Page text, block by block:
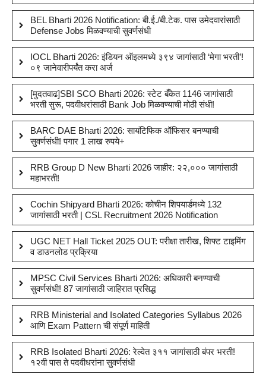
BEL Bharti 2026 Notification: बी.ई./बी.टेक. पास उमेदवारांसाठी
Defense Jobs मिळवण्याची सुवर्णसंधी
IOCL Bharti 2026: इंडियन ऑइलमध्ये ३९४ जागांसाठी ‘मेगा भरती’!
०९ जानेवारीपर्यंत करा अर्ज
[मुदतवाढ]SBI SCO Bharti 2026: स्टेट बँकेत 1146 जागांसाठी
भरती सुरू, पदवीधरांसाठी Bank Job मिळवण्याची मोठी संधी!
BARC DAE Bharti 2026: सायंटिफिक ऑफिसर बनण्याची
सुवर्णसंधी! पगार 1 लाख रुपये+
RRB Group D New Bharti 2026 जाहीर: २२,००० जागांसाठी
महाभरती!
Cochin Shipyard Bharti 2026: कोचीन शिपयार्डमध्ये 132
जागांसाठी भरती | CSL Recruitment 2026 Notification
UGC NET Hall Ticket 2025 OUT: परीक्षा तारीख, शिफ्ट टाइमिंग
व डाउनलोड प्रक्रिया
MPSC Civil Services Bharti 2026: अधिकारी बनण्याची
सुवर्णसंधी! 87 जागांसाठी जाहिरात प्रसिद्ध
RRB Ministerial and Isolated Categories Syllabus 2026
आणि Exam Pattern ची संपूर्ण माहिती
RRB Isolated Bharti 2026: रेल्वेत ३११ जागांसाठी बंपर भरती!
१२वी पास ते पदवीधरांना सुवर्णसंधी